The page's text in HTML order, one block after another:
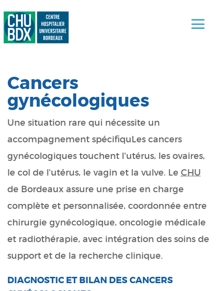
Cancers
gynécologiques
Une situation rare qui nécessite un
accompagnement spécifiquLes cancers
gynécologiques touchent l'utérus, les ovaires,
le col de l'utérus, le vagin et la vulve. Le CHU
de Bordeaux assure une prise en charge
complète et personnalisée, coordonnée entre
chirurgie gynécologique, oncologie médicale
et radiothérapie, avec intégration des soins de
support et de la recherche clinique.
DIAGNOSTIC ET BILAN DES CANCERS